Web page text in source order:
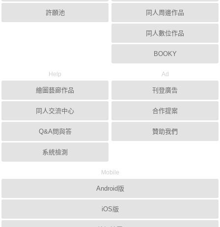
許願池 同人周邊作品
同人數位作品
BOOKY
Help
繪圖藝廊作品
同人交流中心
Q&A問與答
系統檢測
Ad
刊登廣告
合作提案
贊助我們
Mobile
Android版
iOS版